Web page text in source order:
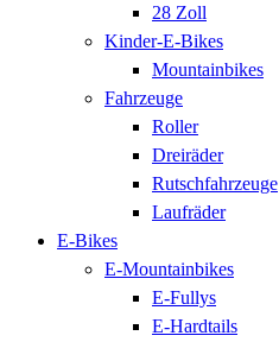
28 Zoll
Kinder-E-Bikes
Mountainbikes
Fahrzeuge
Roller
Dreiräder
Rutschfahrzeuge
Laufräder
E-Bikes
E-Mountainbikes
E-Fullys
E-Hardtails